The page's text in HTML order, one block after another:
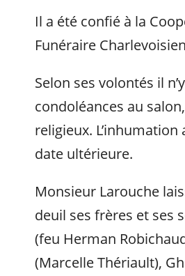
Il a été confié à la
Funéraire
Selon ses volontés il
condoléances au
religieux.
date ultérieure.
Monsieur Larouche
deuil ses frères et ses
(feu Herman
(Marcelle Thériault),